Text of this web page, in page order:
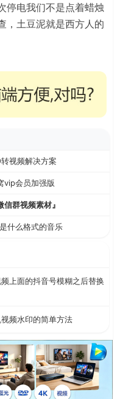
停电我们不是点着蜡烛
，土豆泥就是西方人的
转视频解决方案
vip会员加强版
信群视频素材』
什么格式的音乐
上面的抖音号模糊之后替换
频水印的简单方法